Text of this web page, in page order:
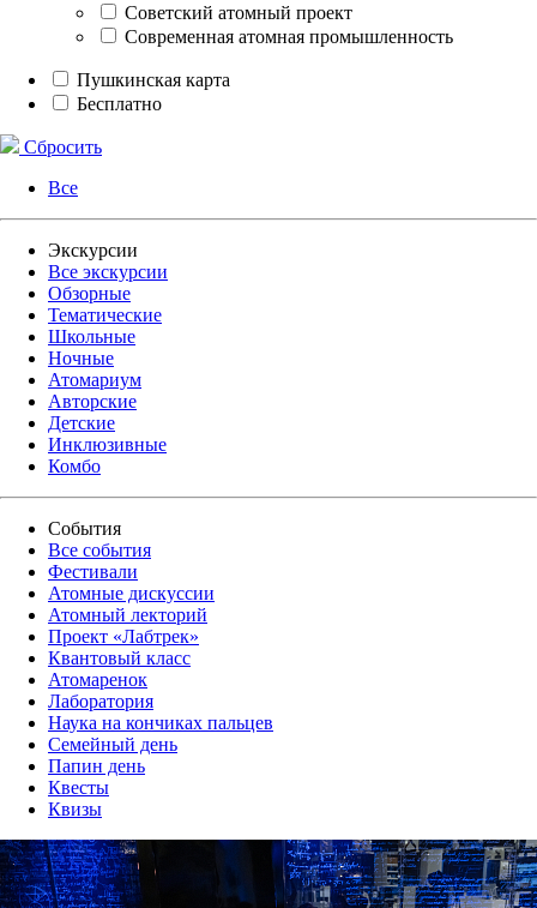
Советский атомный проект
Современная атомная промышленность
Пушкинская карта
Бесплатно
Сбросить
Все
Экскурсии
Все экскурсии
Обзорные
Тематические
Школьные
Ночные
Атомариум
Авторские
Детские
Инклюзивные
Комбо
События
Все события
Фестивали
Атомные дискуссии
Атомный лекторий
Проект «Лабтрек»
Квантовый класс
Атомаренок
Лаборатория
Наука на кончиках пальцев
Семейный день
Папин день
Квесты
Квизы